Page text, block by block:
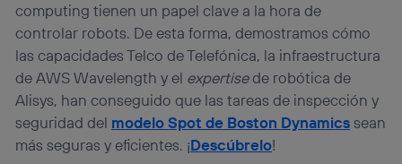
computing tienen un papel clave a la hora de
controlar robots. De esta forma, demostramos cómo
las capacidades Telco de Telefónica, la infraestructura
de AWS Wavelength y el expertisede robótica de
Alisys, han conseguido que las tareas de inspección y
seguridad del modelo Spot de Boston Dynamicssean
más seguras y eficientes. ¡Descúbrelo!